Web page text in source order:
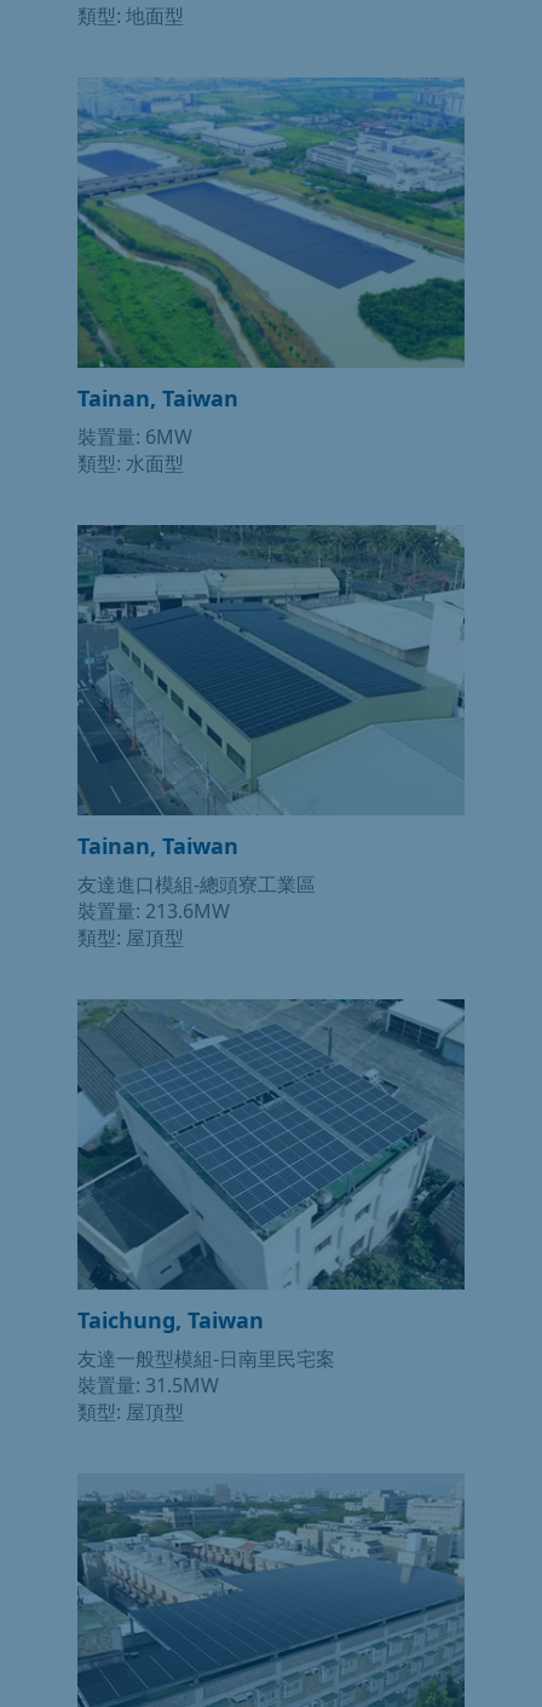
類型: 地面型
Tainan, Taiwan
裝置量: 6MW
類型: 水面型
Tainan, Taiwan
友達進口模組-總頭寮工業區
裝置量: 213.6MW
類型: 屋頂型
Taichung, Taiwan
友達一般型模組-日南里民宅案
裝置量: 31.5MW
類型: 屋頂型